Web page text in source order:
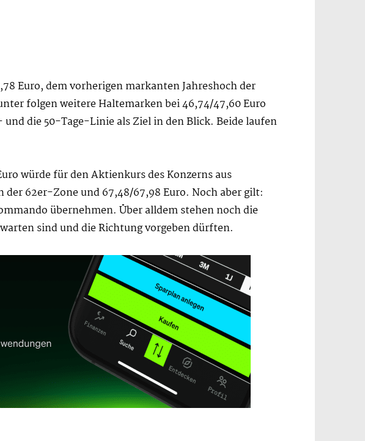
Euro, dem vorherigen markanten Jahreshoch der
folgen weitere Haltemarken bei 46,74/47,60 Euro
die 50-Tage-Linie als Ziel in den Blick. Beide laufen
würde für den Aktienkurs des Konzerns aus
62er-Zone und 67,48/67,98 Euro. Noch aber gilt:
übernehmen. Über alldem stehen noch die
sind und die Richtung vorgeben dürften.